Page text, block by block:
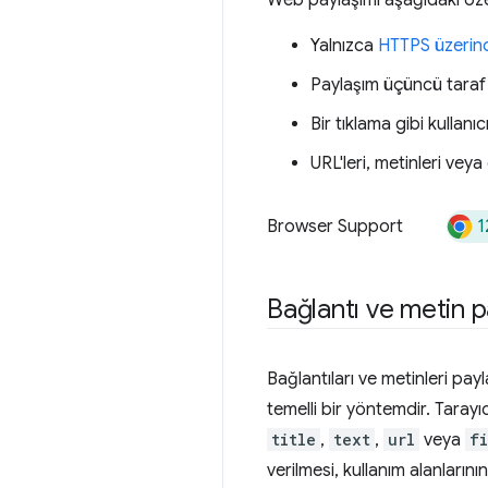
Yalnızca HTTPS
Paylaşım üçüncü
Bir tıklama gibi
URL'leri, metinleri
Browser Support
Bağlantı ve metin
Bağlantıları ve metinleri
temelli bir yöntemdir.
title , text , url veya
verilmesi, kullanım